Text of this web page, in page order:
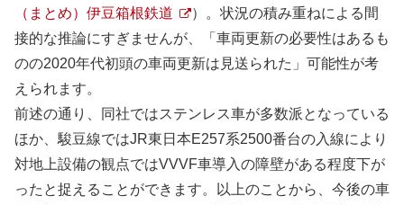
（まとめ）伊豆箱根鉄道
）。状況の積み重ねによる間
接的な推論にすぎませんが、「車両更新の必要性はあるも
のの2020年代初頭の車両更新は見送られた」可能性が考
えられます。
前述の通り、同社ではステンレス車が多数派となっている
ほか、駿豆線ではJR東日本E257系2500番台の入線により
対地上設備の観点ではVVVF車導入の障壁がある程度下が
ったと捉えることができます。以上のことから、今後の車